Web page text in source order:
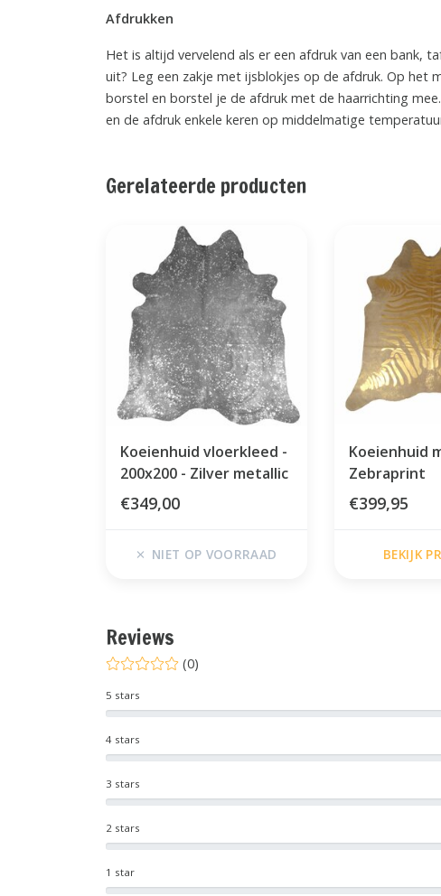
Afdrukken
Het is altijd vervelend als er een afdruk van een bank,
uit? Leg een zakje met ijsblokjes op de afdruk. Op het
borstel en borstel je de afdruk met de haarrichting
en de afdruk enkele keren op middelmatige
Gerelateerde producten
Koeienhuid vloerkleed -
200x200 - Zilver metallic
€349,00
NIET OP VOORRAAD
Koeienhuid
Zebraprint
€399,95
BEKIJK
Reviews
(0)
1 star
2 stars
3 stars
4 stars
5 stars